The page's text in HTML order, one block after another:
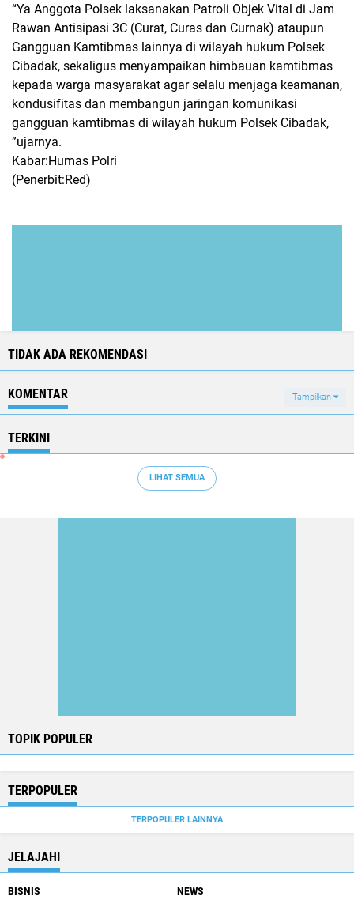
“Ya Anggota Polsek laksanakan Patroli Objek Vital di Jam
Rawan Antisipasi 3C (Curat, Curas dan Curnak) ataupun
Gangguan Kamtibmas lainnya di wilayah hukum Polsek
Cibadak, sekaligus menyampaikan himbauan kamtibmas
kepada warga masyarakat agar selalu menjaga keamanan,
kondusifitas dan membangun jaringan komunikasi
gangguan kamtibmas di wilayah hukum Polsek Cibadak,
”ujarnya.
Kabar:Humas Polri
(Penerbit:Red)
TIDAK ADA REKOMENDASI
KOMENTAR Tampilkan
TERKINI
LIHAT SEMUA
TOPIK POPULER
TERPOPULER
TERPOPULER LAINNYA
JELAJAHI
BISNIS NEWS